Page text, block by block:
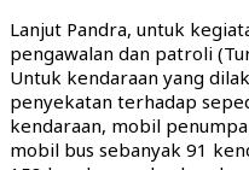
Lanjut Pandra, untuk
pengawalan dan patroli
Untuk kendaraan yang
penyekatan terhadap
kendaraan, mobil
mobil bus sebanyak 91